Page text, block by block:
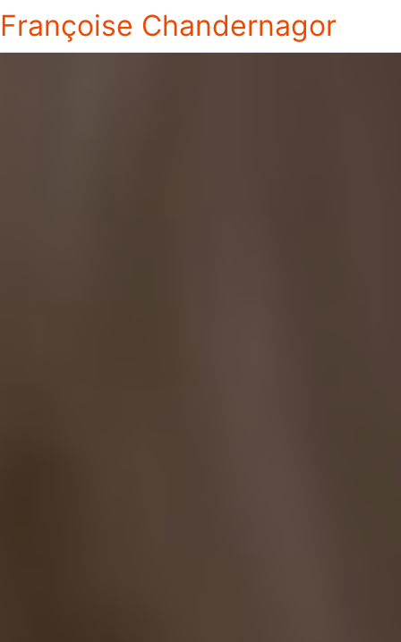
Françoise Chandernagor